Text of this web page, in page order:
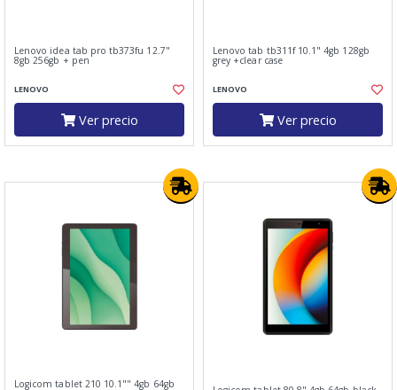
Lenovo idea tab pro tb373fu 12.7"
8gb 256gb + pen
LENOVO
Ver precio
Lenovo tab tb311f 10.1" 4gb 128gb
grey +clear case
LENOVO
Ver precio
Logicom tablet 210 10.1"" 4gb 64gb